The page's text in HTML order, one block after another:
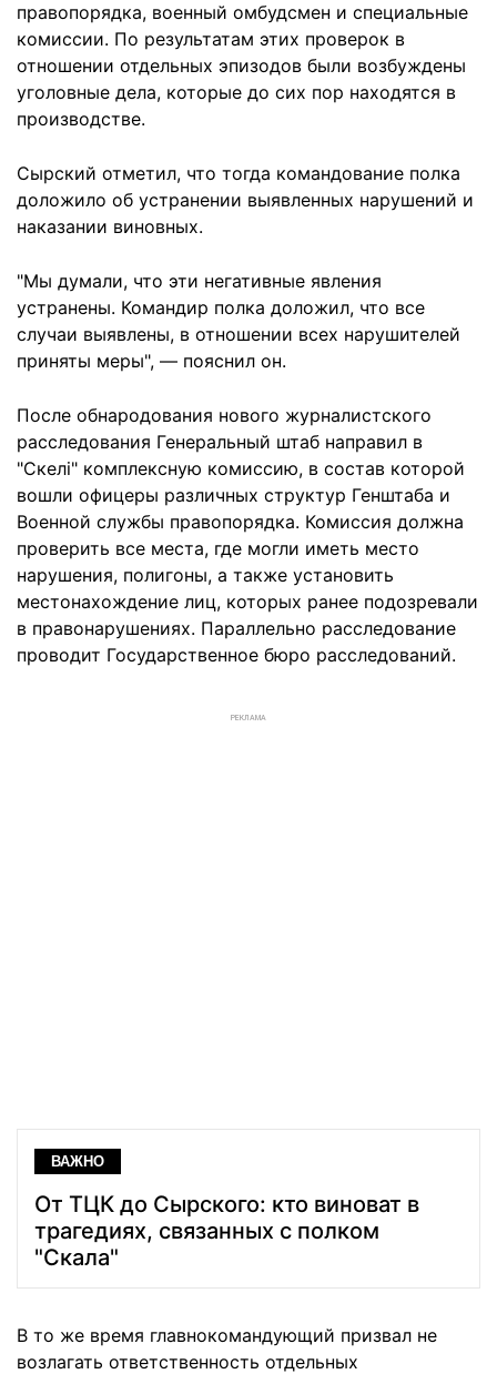
правопорядка, военный омбудсмен и специальные
комиссии. По результатам этих проверок в
отношении отдельных эпизодов были возбуждены
уголовные дела, которые до сих пор находятся в
производстве.
Сырский отметил, что тогда командование полка
доложило об устранении выявленных нарушений и
наказании виновных.
"Мы думали, что эти негативные явления
устранены. Командир полка доложил, что все
случаи выявлены, в отношении всех нарушителей
приняты меры", — пояснил он.
После обнародования нового журналистского
расследования Генеральный штаб направил в
"Скелі" комплексную комиссию, в состав которой
вошли офицеры различных структур Генштаба и
Военной службы правопорядка. Комиссия должна
проверить все места, где могли иметь место
нарушения, полигоны, а также установить
местонахождение лиц, которых ранее подозревали
в правонарушениях. Параллельно расследование
проводит Государственное бюро расследований.
РЕКЛАМА
ВАЖНО
От ТЦК до Сырского: кто виноват в
трагедиях, связанных с полком
"Скала"
В то же время главнокомандующий призвал не
возлагать ответственность отдельных